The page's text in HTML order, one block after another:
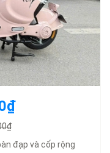
đạp và cốp rộng